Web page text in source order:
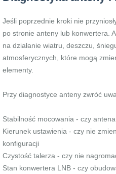
Jeśli poprzednie kroki nie
po stronie anteny lub konwertera.
na działanie wiatru, deszczu,
atmosferycznych, które mogą
elementy.
Przy diagnostyce anteny zwróć
Stabilność mocowania - czy
Kierunek ustawienia - czy nie
konfiguracji
Czystość talerza - czy nie
Stan konwertera LNB - czy